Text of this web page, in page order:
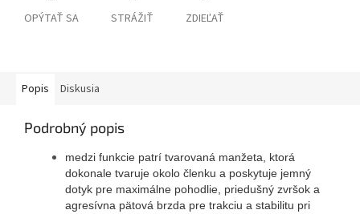
OPÝTAŤ SA STRÁŽIŤ ZDIEĽAŤ
Popis Diskusia
Podrobný popis
medzi funkcie patrí tvarovaná manžeta, ktorá
dokonale tvaruje okolo členku a poskytuje jemný
dotyk pre maximálne pohodlie, priedušný zvršok a
agresívna pätová brzda pre trakciu a stabilitu pri